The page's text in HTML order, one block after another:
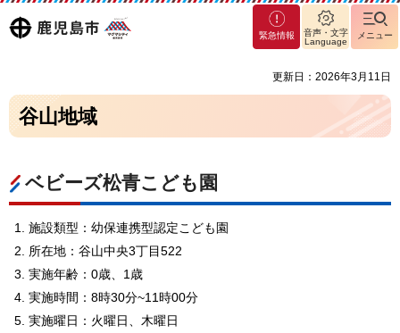
鹿児島
マグ
マシ
緊急情報
音声・文字
Language
メニュー
更新日：2026年3月11日
谷山地域
ベビーズ松青こども園
施設類型：幼保連携型認定こども園
所在地：谷山中央3丁目522
実施年齢：0歳、1歳
実施時間：8時30分~11時00分
実施曜日：火曜日、木曜日